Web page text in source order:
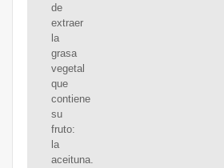
de
extraer
la
grasa
vegetal
que
contiene
su
fruto:
la
aceituna.